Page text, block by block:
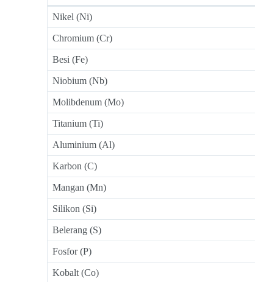
Nikel (Ni)
Chromium (Cr)
Besi (Fe)
Niobium (Nb)
Molibdenum (Mo)
Titanium (Ti)
Aluminium (Al)
Karbon (C)
Mangan (Mn)
Silikon (Si)
Belerang (S)
Fosfor (P)
Kobalt (Co)